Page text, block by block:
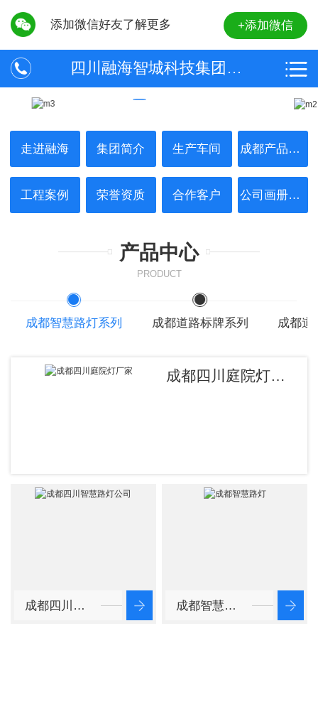
添加微信好友了解更多 +添加微信
四川融海智城科技集团有限公司
走进融海 集团简介 生产车间 成都产品中心
工程案例 荣誉资质 合作客户 公司画册展示
产品中心
PRODUCT
成都智慧路灯系列 成都道路标牌系列 成都道
成都四川庭院灯厂家
成都四川智慧路灯公司 成都智慧路灯